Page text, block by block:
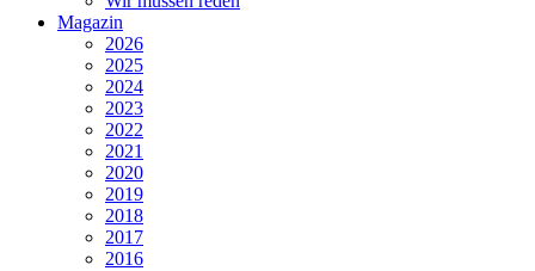
Magazin
2026
2025
2024
2023
2022
2021
2020
2019
2018
2017
2016